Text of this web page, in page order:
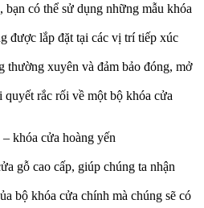
có thể sử dụng những mẫu khóa
được lắp đặt tại các vị trí tiếp xúc
thường xuyên và đảm bảo đóng, mở
rắc rối về một bộ khóa cửa
khóa cửa hoàng yến
gỗ cao cấp, giúp chúng ta nhận
bộ khóa cửa chính mà chúng sẽ có